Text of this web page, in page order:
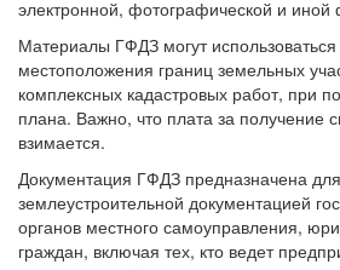
электронной, фотографической и
Материалы ГФДЗ могут
местоположения границ земельных
комплексных кадастровых работ, при
плана. Важно, что плата за получение
взимается.
Документация ГФДЗ предназначена
землеустроительной документацией
органов местного самоуправления,
граждан, включая тех, кто ведет